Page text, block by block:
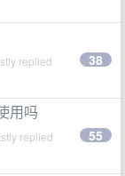
replied
38
用吗
replied
55